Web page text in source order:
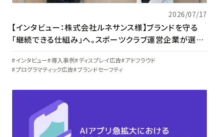
2026/07/17
【インタビュー：株式会社ルネサンス様】ブランドを守る
「継続できる仕組み」へ。スポーツクラブ運営企業が選ん
だアドベリフィケーションの在り方
インタビュー 導入事例 ディスプレイ広告 アドフラウド
プログラマティック広告 ブランドセーフティ